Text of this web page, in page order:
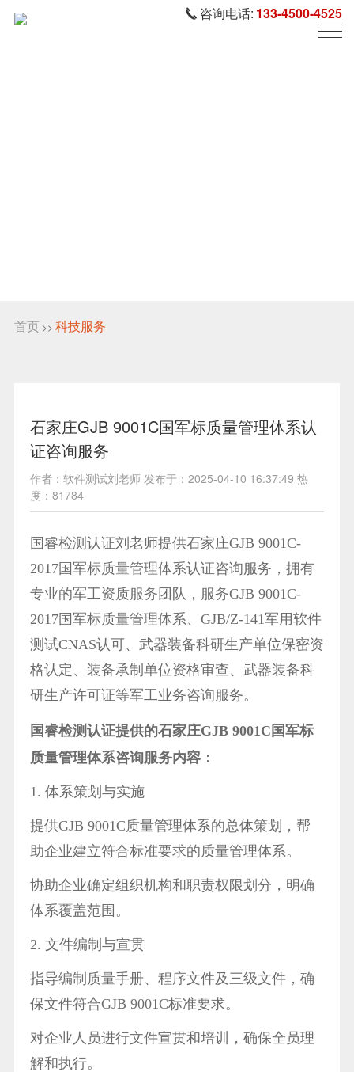
咨询电话: 133-4500-4525
首页 >> 科技服务
石家庄GJB 9001C国军标质量管理体系认
证咨询服务
作者：软件测试刘老师 发布于：2025-04-10 16:37:49 热
度：81784
国睿检测认证刘老师提供石家庄GJB 9001C-
2017国军标质量管理体系认证咨询服务，拥有
专业的军工资质服务团队，服务GJB 9001C-
2017国军标质量管理体系、GJB/Z-141军用软件
测试CNAS认可、武器装备科研生产单位保密资
格认定、装备承制单位资格审查、武器装备科
研生产许可证等军工业务咨询服务。
国睿检测认证提供的石家庄GJB 9001C国军标
质量管理体系咨询服务内容：
1. 体系策划与实施
提供GJB 9001C质量管理体系的总体策划，帮
助企业建立符合标准要求的质量管理体系。
协助企业确定组织机构和职责权限划分，明确
体系覆盖范围。
2. 文件编制与宣贯
指导编制质量手册、程序文件及三级文件，确
保文件符合GJB 9001C标准要求。
对企业人员进行文件宣贯和培训，确保全员理
解和执行。